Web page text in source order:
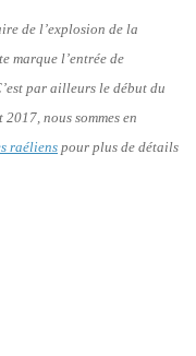
de l’explosion de la
marque l’entrée de
par ailleurs le début du
nous sommes en
raélienspour plus de détails